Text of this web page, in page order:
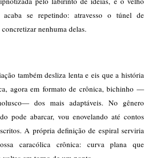
se repetindo: atravesso o túnel de
nenhuma delas.
também desliza lenta e eis que a história
agora em formato de crônica, bichinho —
dos mais adaptáveis. No gênero
pode abarcar, vou enovelando até contos
A própria definição de espiral serviria
caracólica crônica: curva plana que